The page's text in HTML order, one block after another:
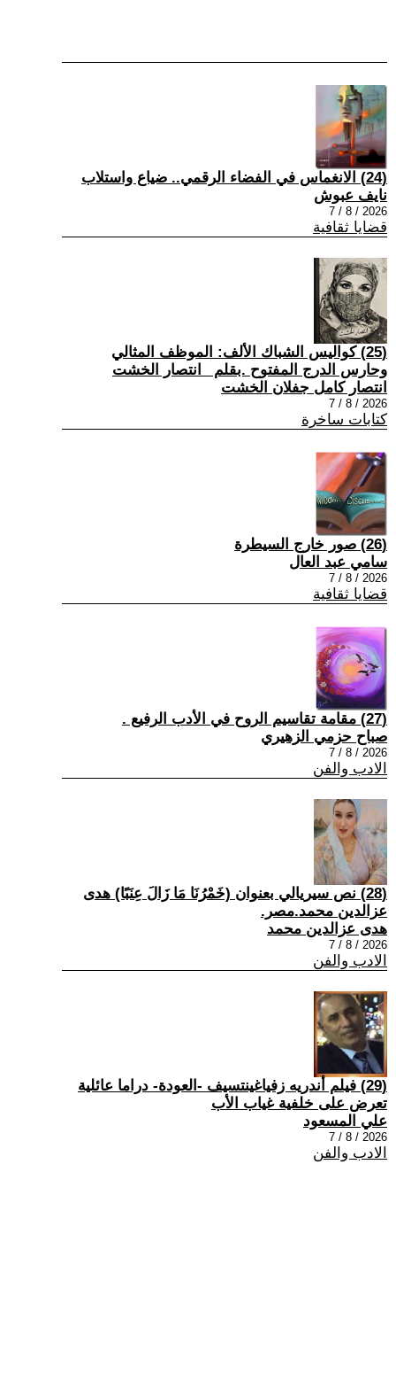
(24) الانغماس في الفضاء الرقمي.. ضياع واستلاب
نايف عبوش
2026 / 8 / 7
قضايا ثقافية
(25) كواليس الشباك الألف: الموظف المثالي
وحارس الدرج المفتوح .بقلم _انتصار الخشت
انتصار كامل جفلان الخشت
2026 / 8 / 7
كتابات ساخرة
(26) صور خارج السيطرة
سامي عبد العال
2026 / 8 / 7
قضايا ثقافية
(27) مقامة تقاسيم الروح في الأدب الرفيع .
صباح حزمي الزهيري
2026 / 8 / 7
الادب والفن
(28) نص سيريالي بعنوان (خَمْرُنَا مَا زَالَ عِنَبًا) هدى
عزالدين محمد.مصر.
هدى عزالدين محمد
2026 / 8 / 7
الادب والفن
(29) فيلم أندريه زفياغينتسيف -العودة- دراما عائلية
تعرض على خلفية غياب الأب
علي المسعود
2026 / 8 / 7
الادب والفن